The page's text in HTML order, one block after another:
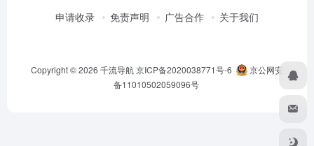
申请收录 免责声明 广告合作 关于我们
Copyright © 2026 千流导航京ICP备2020038771号-6
京公网安
备11010502059096号